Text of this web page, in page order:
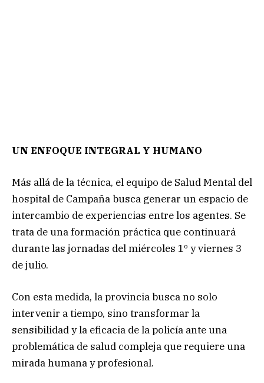
UN ENFOQUE INTEGRAL Y HUMANO
Más allá de la técnica, el equipo de Salud Mental del
hospital de Campaña busca generar un espacio de
intercambio de experiencias entre los agentes. Se
trata de una formación práctica que continuará
durante las jornadas del miércoles 1º y viernes 3
de julio.
Con esta medida, la provincia busca no solo
intervenir a tiempo, sino transformar la
sensibilidad y la eficacia de la policía ante una
problemática de salud compleja que requiere una
mirada humana y profesional.